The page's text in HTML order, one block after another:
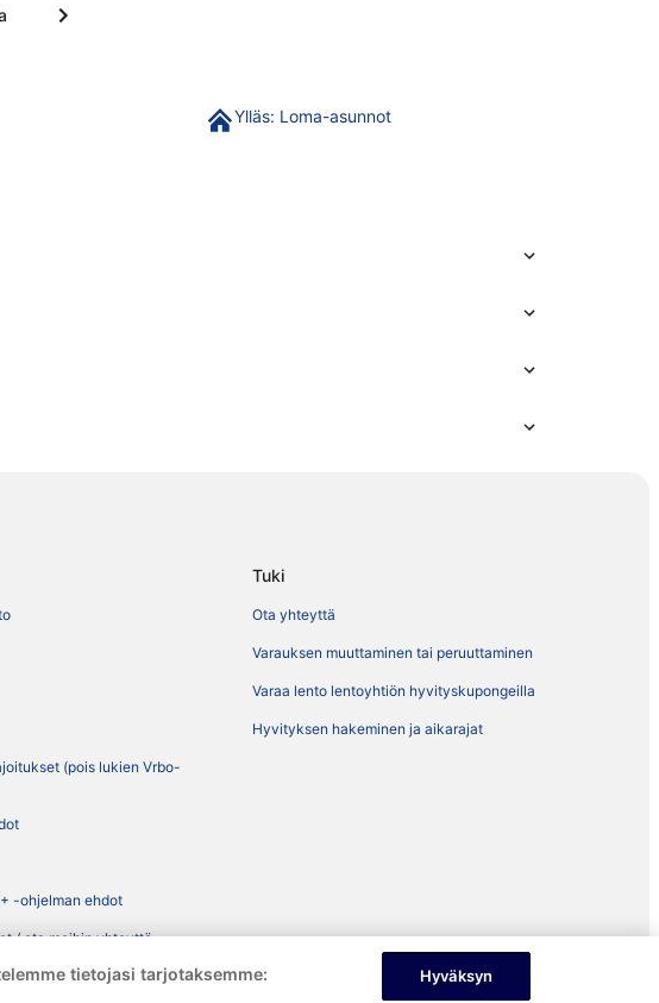
Ylläs: Loma-asunnot
(pois lukien Vrbo-
-ohjelman ehdot
/ ota meihin yhteyttä
ja ilmoituksen tekeminen
Tuki
Ota yhteyttä
Varauksen muuttaminen tai peruuttaminen
Varaa lento lentoyhtiön hyvityskupongeilla
Hyvityksen hakeminen ja aikarajat
tietojasi tarjotaksemme: Hyväksyn